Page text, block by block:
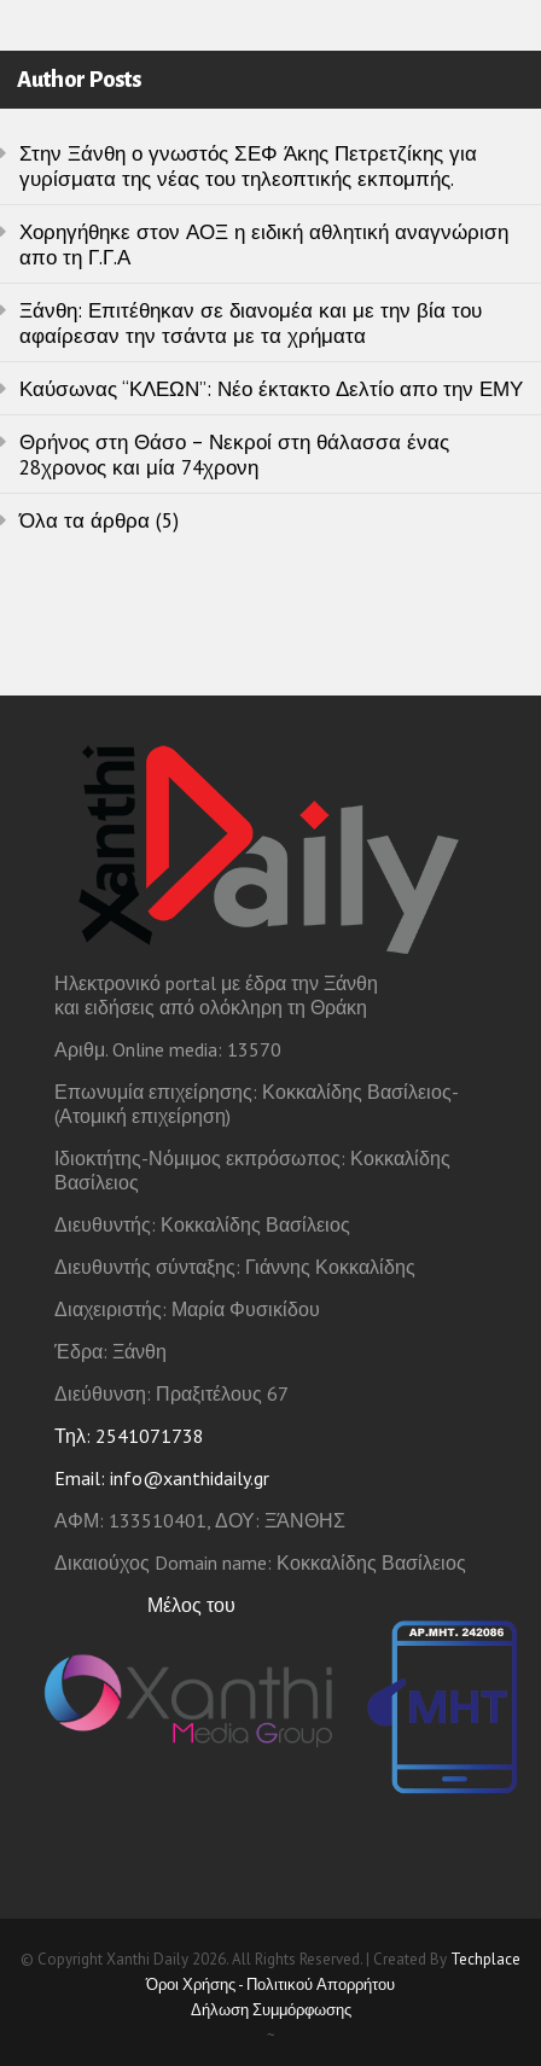
Author Posts
Στην Ξάνθη ο γνωστός ΣΕΦ Άκης Πετρετζίκης για
γυρίσματα της νέας του τηλεοπτικής εκπομπής.
Χορηγήθηκε στον ΑΟΞ η ειδική αθλητική αναγνώριση
απο τη Γ.Γ.Α
Ξάνθη: Επιτέθηκαν σε διανομέα και με την βία του
αφαίρεσαν την τσάντα με τα χρήματα
Καύσωνας “ΚΛΕΩΝ”: Νέο έκτακτο Δελτίο απο την ΕΜΥ
Θρήνος στη Θάσο – Νεκροί στη θάλασσα ένας
28χρονος και μία 74χρονη
Όλα τα άρθρα (5)
Ηλεκτρονικό portal με έδρα την Ξάνθη
και ειδήσεις από ολόκληρη τη Θράκη
Αριθμ. Online media: 13570
Επωνυμία επιχείρησης: Κοκκαλίδης Βασίλειος-
(Ατομική επιχείρηση)
Ιδιοκτήτης-Νόμιμος εκπρόσωπος: Κοκκαλίδης
Βασίλειος
Διευθυντής: Κοκκαλίδης Βασίλειος
Διευθυντής σύνταξης: Γιάννης Κοκκαλίδης
Διαχειριστής: Μαρία Φυσικίδου
Έδρα: Ξάνθη
Διεύθυνση: Πραξιτέλους 67
Τηλ: 2541071738
Email: info@xanthidaily.gr
ΑΦΜ: 133510401, ΔΟΥ: ΞΆΝΘΗΣ
Δικαιούχος Domain name: Κοκκαλίδης Βασίλειος
Μέλος του
© Copyright Xanthi Daily 2026. All Rights Reserved. | Created By Techplace
Όροι Χρήσης - Πολιτικού Απορρήτου
Δήλωση Συμμόρφωσης
~